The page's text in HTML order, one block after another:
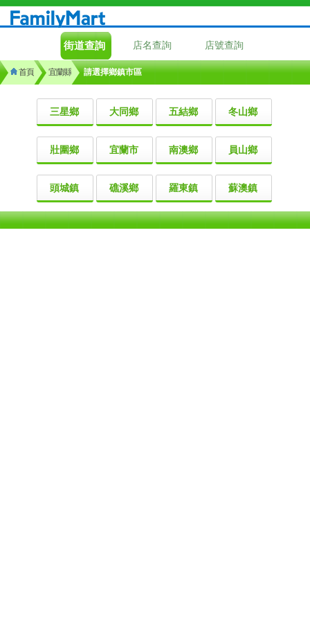
街道查詢 店名查詢 店號查詢
首頁 宜蘭縣 請選擇鄉鎮市區
三星鄉 大同鄉 五結鄉 冬山鄉
壯圍鄉 宜蘭市 南澳鄉 員山鄉
頭城鎮 礁溪鄉 羅東鎮 蘇澳鎮